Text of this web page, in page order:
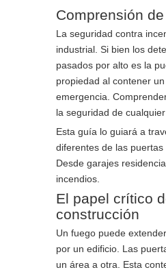
Comprensión
La seguridad contra
industrial. Si bien los
pasados ​​por alto es la
propiedad al contener
emergencia.
la seguridad de
Esta guía lo guiará a
diferentes de las
Desde garajes
incendios.
El papel crítico
construcción
Un fuego puede
por un edificio. Las
un área a otra. Esta